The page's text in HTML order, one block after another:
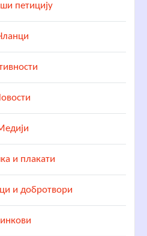
петицију
и плакати
и добротвори